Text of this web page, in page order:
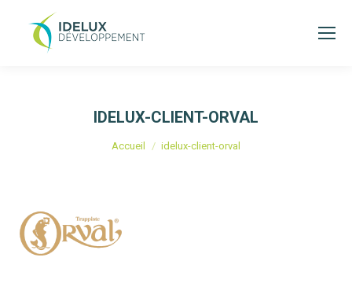
IDELUX-CLIENT-ORVAL
Vous êtes ici :
Accueil idelux-client-orval